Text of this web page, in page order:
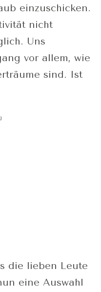
einzuschicken.
nicht
Uns
vor allem, wie
sind. Ist
die lieben Leute
eine Auswahl